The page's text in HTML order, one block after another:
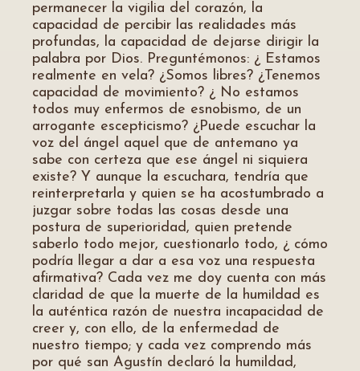
permanecer la vigilia del corazón, la
capacidad de percibir las realidades más
profundas, la capacidad de dejarse dirigir la
palabra por Dios. Preguntémonos: ¿ Estamos
realmente en vela? ¿Somos libres? ¿Tenemos
capacidad de movimiento? ¿ No estamos
todos muy enfermos de esnobismo, de un
arrogante escepticismo? ¿Puede escuchar la
voz del ángel aquel que de antemano ya
sabe con certeza que ese ángel ni siquiera
existe? Y aunque la escuchara, tendría que
reinterpretarla y quien se ha acostumbrado a
juzgar sobre todas las cosas desde una
postura de superioridad, quien pretende
saberlo todo mejor, cuestionarlo todo, ¿ cómo
podría llegar a dar a esa voz una respuesta
afirmativa? Cada vez me doy cuenta con más
claridad de que la muerte de la humildad es
la auténtica razón de nuestra incapacidad de
creer y, con ello, de la enfermedad de
nuestro tiempo; y cada vez comprendo más
por qué san Agustín declaró la humildad,